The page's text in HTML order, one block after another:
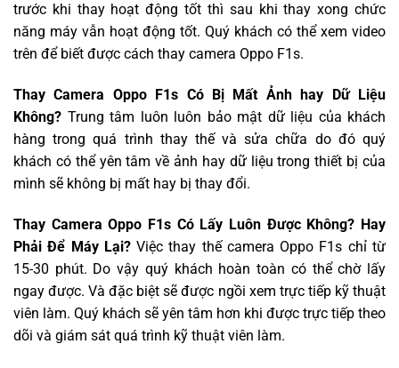
trước khi thay hoạt động tốt thì sau khi thay xong chức
năng máy vẫn hoạt động tốt. Quý khách có thể xem video
trên để biết được cách thay camera Oppo F1s.
Thay Camera Oppo F1s Có Bị Mất Ảnh hay Dữ Liệu
Không? Trung tâm luôn luôn bảo mật dữ liệu của khách
hàng trong quá trình thay thế và sửa chữa do đó quý
khách có thể yên tâm về ảnh hay dữ liệu trong thiết bị của
mình sẽ không bị mất hay bị thay đổi.
Thay Camera Oppo F1s Có Lấy Luôn Được Không? Hay
Phải Để Máy Lại?Việc thay thế camera Oppo F1s chỉ từ
15-30 phút. Do vậy quý khách hoàn toàn có thể chờ lấy
ngay được. Và đặc biệt sẽ được ngồi xem trực tiếp kỹ thuật
viên làm. Quý khách sẽ yên tâm hơn khi được trực tiếp theo
dõi và giám sát quá trình kỹ thuật viên làm.